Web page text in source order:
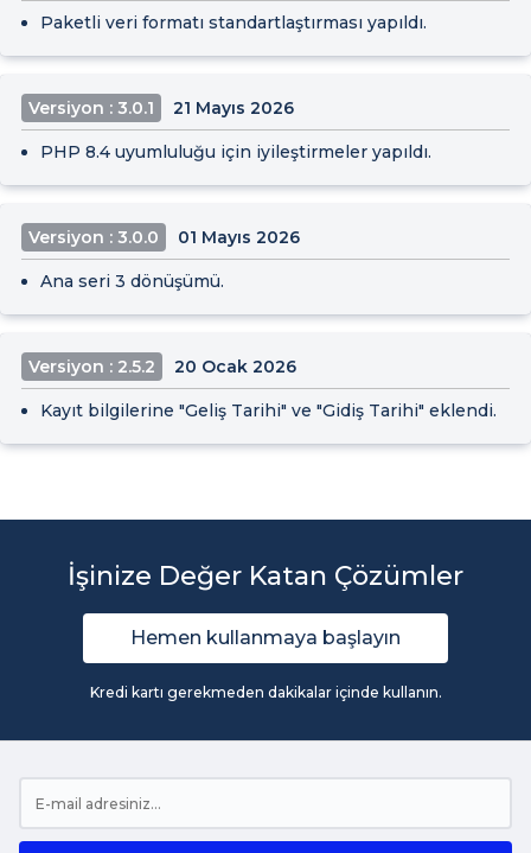
Paketli veri formatı standartlaştırması yapıldı.
Versiyon : 3.0.1 21 Mayıs 2026
PHP 8.4 uyumluluğu için iyileştirmeler yapıldı.
Versiyon : 3.0.0 01 Mayıs 2026
Ana seri 3 dönüşümü.
Versiyon : 2.5.2 20 Ocak 2026
Kayıt bilgilerine "Geliş Tarihi" ve "Gidiş Tarihi" eklendi.
İşinize Değer Katan Çözümler
Hemen kullanmaya başlayın
Kredi kartı gerekmeden dakikalar içinde kullanın.